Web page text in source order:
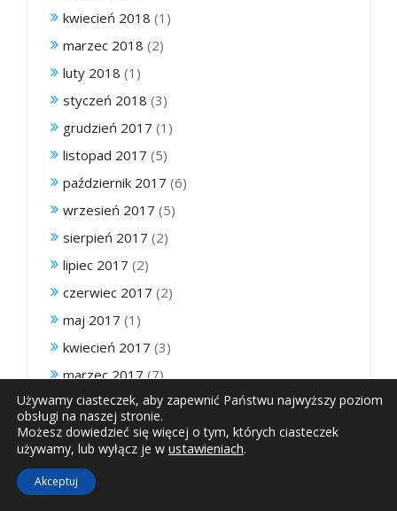
kwiecień 2018 (1)
marzec 2018 (2)
luty 2018 (1)
styczeń 2018 (3)
grudzień 2017 (1)
listopad 2017 (5)
październik 2017 (6)
wrzesień 2017 (5)
sierpień 2017 (2)
lipiec 2017 (2)
czerwiec 2017 (2)
maj 2017 (1)
kwiecień 2017 (3)
marzec 2017 (7)
luty 2017(1)
styczeń 2017(2)
październik 2016 (1)
wrzesień 2016
Używamy ciasteczek, aby zapewnić Państwu najwyższy poziom
obsługi na naszej stronie.
Możesz dowiedzieć się więcej o tym, których ciasteczek
używamy, lub wyłącz je w ustawieniach.
Akceptuj